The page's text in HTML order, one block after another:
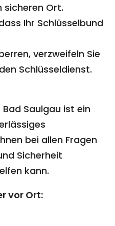
sicheren Ort.
Ihr Schlüsselbund
verzweifeln Sie
Schlüsseldienst.
Saulgau ist ein
bei allen Fragen
Sicherheit
kann.
vor Ort: